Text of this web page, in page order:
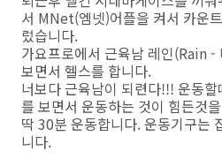
서 MNet(엠넷)어플을 켜서 카운
렀습니다.
가요프로에서 근육남 레인(Rain -
보면서 헬스를 합니다.
너보다 근육남이 되련다!!! 운동
를 보면서 운동하는 것이 힘든것
딱 30분 운동합니다. 운동기구는
니다.